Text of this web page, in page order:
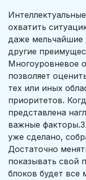
охватить
даже мельчайшие
другие
Многоуровневое
позволяет
тех или иных
приоритетов.
представлена
важные
уже сделано,
Достаточно
показывать свой
блоков будет все